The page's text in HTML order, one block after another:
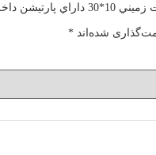
مشکي سوپيتا”
شده‌اند *